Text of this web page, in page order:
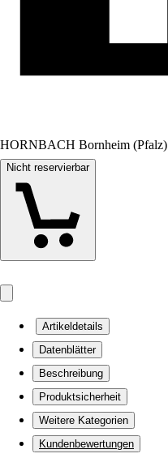
HORNBACH Bornheim (Pfalz)
Nicht reservierbar
Artikeldetails
Datenblätter
Beschreibung
Produktsicherheit
Weitere Kategorien
Kundenbewertungen